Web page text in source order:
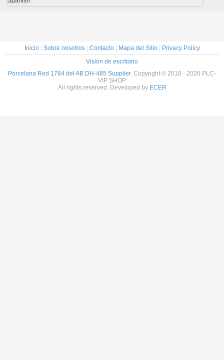
Inicio| Sobre nosotros| Contacto| Mapa del Sitio| Privacy Policy
Visión de escritorio
Porcelana Red 1784 del AB DH-485 Supplier. Copyright © 2016 - 2026 PLC-
VIP SHOP.
All rights reserved. Developed by ECER